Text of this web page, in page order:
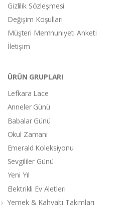
Gizlilik Sözleşmesi
Değişim Koşulları
Müşteri Memnuniyeti Anketi
İletişim
ÜRÜN GRUPLARI
Lefkara Lace
Anneler Günü
Babalar Günü
Okul Zamanı
Emerald Koleksiyonu
Sevgililer Günü
Yeni Yıl
Elektrikli Ev Aletleri
Yemek & Kahvaltı Takımları